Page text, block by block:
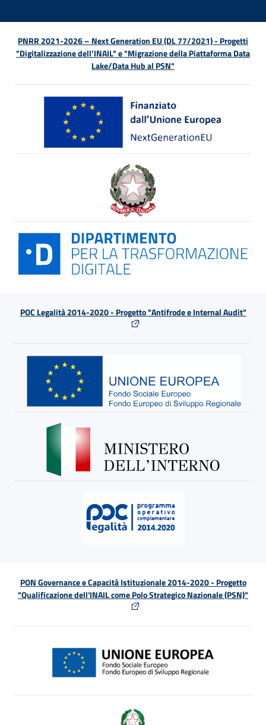
PNRR 2021-2026 – Next Generation EU (DL 77/2021) - Progetti
"Digitalizzazione dell’INAIL" e "Migrazione della Piattaforma Data
Lake/Data Hub al PSN"
POC Legalità 2014-2020 - Progetto "Antifrode e Internal Audit"
PON Governance e Capacità Istituzionale 2014-2020 - Progetto
"Qualificazione dell'INAIL come Polo Strategico Nazionale (PSN)"